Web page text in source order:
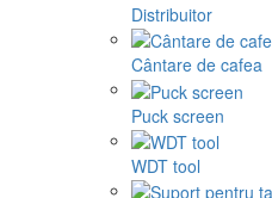
Distribuitor
Cântare de cafea
Puck screen
WDT tool